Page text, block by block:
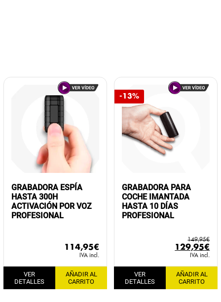
GRABADORA ESPÍA
HASTA 300H
ACTIVACIÓN POR VOZ
PROFESIONAL
114,95€
IVA incl.
VER
DETALLES
AÑADIR AL
CARRITO
-13%
GRABADORA PARA
COCHE IMANTADA
HASTA 10 DÍAS
PROFESIONAL
149,95€
El
precio
original
era:
149,95€.
129,95€
IVA incl.
VER
DETALLES
AÑADIR AL
CARRITO